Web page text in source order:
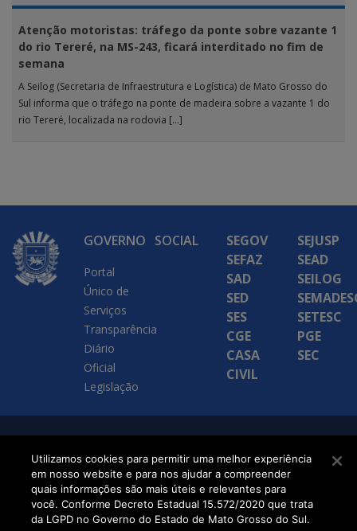
Atenção motoristas: tráfego da ponte sobre vazante 1
do rio Tereré, na MS-243, ficará interditado no fim de
semana
A Seilog (Secretaria de Infraestrutura e Logística) de Mato Grosso do
Sul informa que o tráfego na ponte de madeira sobre a vazante 1 do
rio Tereré, localizada na rodovia […]
GOVERNO
Portal
Único de
Serviços
Transparência
Diário
Oficial
Legislação
SOCIAL
SEGOV
SEFAZ
SAD
SED
SES
CGE
CASA
CIVIL
SEJUSP
SEAD
SEILOG
SETESC
PGE
SEC
Executiva de
Transformação Digital
Utilizamos cookies para permitir uma melhor experiência
em nosso website e para nos ajudar a compreender
quais informações são mais úteis e relevantes para
você. Conforme Decreto Estadual 15.572/2020 que trata
da LGPD no Governo do Estado de Mato Grosso do Sul.